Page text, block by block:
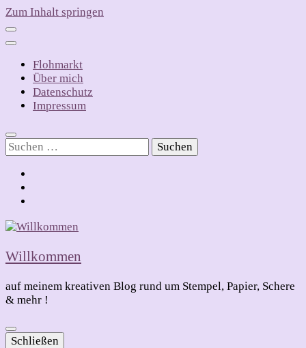
Zum Inhalt springen
Flohmarkt
Über mich
Datenschutz
Impressum
Suchen
nach:
Willkommen
auf meinem kreativen Blog rund um Stempel, Papier, Schere
& mehr !
Schließen